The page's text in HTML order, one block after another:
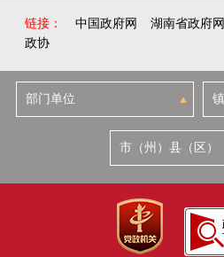
链接： 中国政府网 湖南省政府
政协